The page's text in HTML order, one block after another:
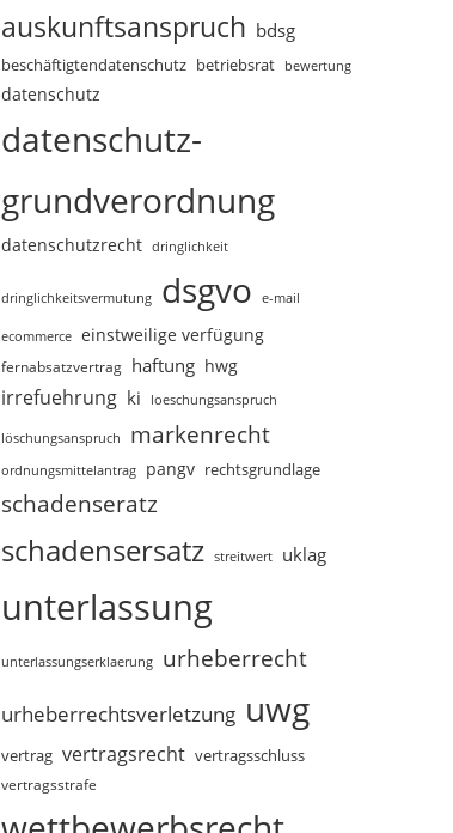
auskunftsanspruch bdsg
beschäftigtendatenschutz betriebsrat bewertung
datenschutz
datenschutz-
grundverordnung
datenschutzrecht dringlichkeit
dringlichkeitsvermutung dsgvo e-mail
ecommerce einstweilige verfügung
fernabsatzvertrag haftung hwg
irrefuehrung ki loeschungsanspruch
löschungsanspruch markenrecht
ordnungsmittelantrag pangv rechtsgrundlage
schadenseratz
schadensersatz streitwert uklag
unterlassung
unterlassungserklaerung urheberrecht
urheberrechtsverletzung uwg
vertrag vertragsrecht vertragsschluss
vertragsstrafe